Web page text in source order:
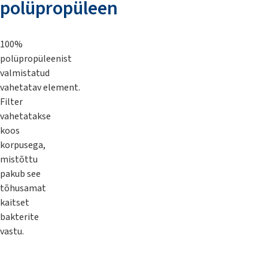
polüpropüleen
100%
polüpropüleenist
valmistatud
vahetatav element.
Filter
vahetatakse
koos
korpusega,
mistõttu
pakub see
tõhusamat
kaitset
bakterite
vastu.